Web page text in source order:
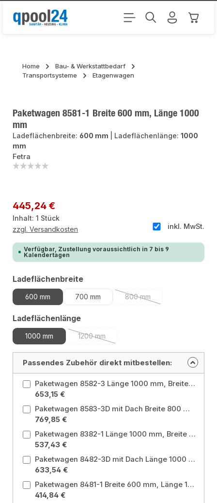
Zum Hauptinhalt springen
Home
Bau- & Werkstattbedarf
Transportsysteme
Etagenwagen
Paketwagen 8581-1 Breite 600 mm, Länge 1000
mm
Ladeflächenbreite: 600 mm Ladeflächenlänge:1000
mm
Fetra
Regulärer Preis:
445,24 €
Inhalt:1 Stück
inkl. MwSt.
zzgl. Versandkosten
Verfügbar, Zustellung voraussichtlich in 7 bis 9
Kalendertagen
Ladeflächenbreiteauswählen
600 mm 700 mm 800 mm
(Diese Option ist zurzeit
Ladeflächenlängeauswählen
1000 mm 1200 mm
(Diese Option ist zurzeit nicht verfügbar.)
Passendes Zubehör direkt mitbestellen:
Paketwagen 8582-3 Länge 1000 mm, Breite 700 mm Ladeflächenbreite: 700 mm / Ladeflächenlänge: 1000 mm
653,15 €
Paketwagen 8583-3D mit Dach Breite 800 mm, Länge 1200 mm Ladeflächenbreite: 800 mm / Ladeflächenlänge: 1200 mm
769,85 €
Paketwagen 8382-1 Länge 1000 mm, Breite 700 mm Ladeflächenbreite: 700 mm / Ladeflächenlänge: 1000 mm
537,43 €
Paketwagen 8482-3D mit Dach Länge 1000 mm, Breite 700 mm Ladeflächenbreite: 700 mm / Ladeflächenlänge: 1000 mm
633,54 €
Paketwagen 8481-1 Breite 600 mm, Länge 1000 mm Ladeflächenbreite: 600 mm / Ladeflächenlänge: 1000 mm
414,84 €